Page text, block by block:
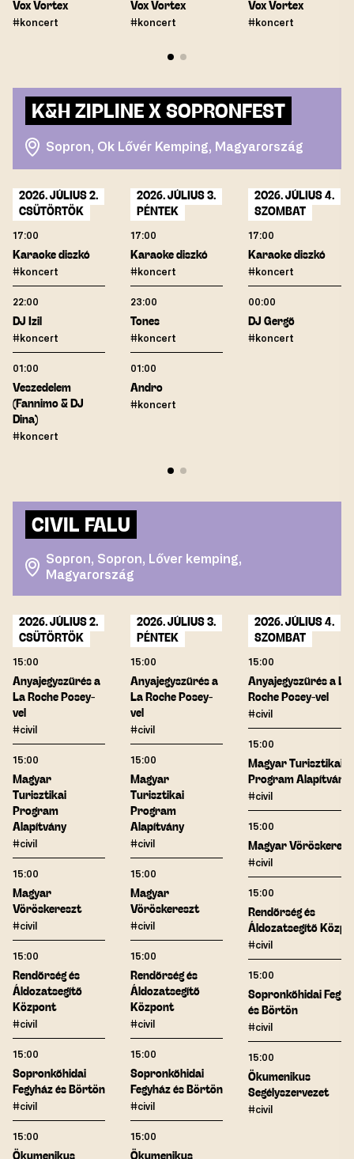
Vox Vortex
#koncert
Vox Vortex
#koncert
Vox Vortex
#koncert
K&H ZIPLINE X SOPRONFEST
Sopron, Ok Lővér Kemping, Magyarország
2026. JÚLIUS 2.
CSÜTÖRTÖK
17:00
Karaoke diszkó
#koncert
22:00
DJ Izil
#koncert
01:00
Veszedelem
(Fannimo & DJ
Dina)
#koncert
2026. JÚLIUS 3.
PÉNTEK
17:00
Karaoke diszkó
#koncert
23:00
Tones
#koncert
01:00
Andro
#koncert
2026. JÚLIUS 4.
SZOMBAT
17:00
Karaoke diszkó
#koncert
00:00
DJ Gergő
#koncert
CIVIL FALU
Sopron, Sopron, Lőver kemping,
Magyarország
2026. JÚLIUS 2.
CSÜTÖRTÖK
15:00
Anyajegyszűrés a
La Roche Posey-
vel
#civil
15:00
Magyar
Turisztikai
Program
Alapítvány
#civil
15:00
Magyar
Vöröskereszt
#civil
15:00
Rendőrség és
Áldozatsegítő
Központ
#civil
15:00
Sopronkőhidai
Fegyház és Börtön
#civil
15:00
Ökumenikus
2026. JÚLIUS 3.
PÉNTEK
15:00
Anyajegyszűrés a
La Roche Posey-
vel
#civil
15:00
Magyar
Turisztikai
Program
Alapítvány
#civil
15:00
Magyar
Vöröskereszt
#civil
15:00
Rendőrség és
Áldozatsegítő
Központ
#civil
15:00
Sopronkőhidai
Fegyház és Börtön
#civil
15:00
Ökumenikus
2026. JÚLIUS 4.
SZOMBAT
15:00
Anyajegyszűrés a La
Roche Posey-vel
#civil
15:00
Magyar Turisztikai
Program Alapítvány
#civil
15:00
Magyar
#civil
15:00
Rendőrség és
Áldozatsegítő
#civil
15:00
Sopronkőhidai
és Börtön
#civil
15:00
Ökumenikus
Segélyszervezet
#civil